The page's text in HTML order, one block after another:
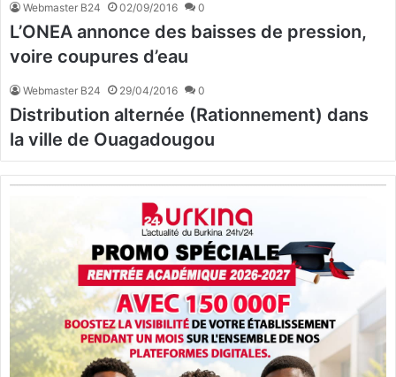
Webmaster B24 02/09/2016 0
L’ONEA annonce des baisses de pression,
voire coupures d’eau
Webmaster B24 29/04/2016 0
Distribution alternée (Rationnement) dans
la ville de Ouagadougou